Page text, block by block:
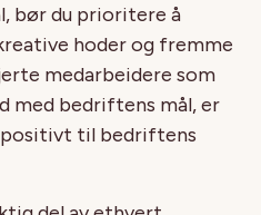
bør du prioritere å
hoder og fremme
medarbeidere som
med bedriftens mål, er
til bedriftens